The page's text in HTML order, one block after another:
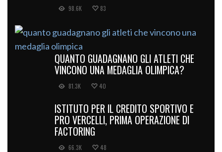
98.6K 83
QUANTO GUADAGNANO GLI ATLETI CHE
VINCONO UNA MEDAGLIA OLIMPICA?
81.3K 40
ISTITUTO PER IL CREDITO SPORTIVO E
PRO VERCELLI, PRIMA OPERAZIONE DI
FACTORING
66.3K 48